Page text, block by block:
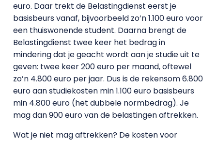
euro. Daar trekt de Belastingdienst eerst je
basisbeurs vanaf, bijvoorbeeld zo’n 1.100 euro voor
een thuiswonende student. Daarna brengt de
Belastingdienst twee keer het bedrag in
mindering dat je geacht wordt aan je studie uit te
geven: twee keer 200 euro per maand, oftewel
zo’n 4.800 euro per jaar. Dus is de rekensom 6.800
euro aan studiekosten min 1.100 euro basisbeurs
min 4.800 euro (het dubbele normbedrag). Je
mag dan 900 euro van de belastingen aftrekken.
Wat je niet mag aftrekken? De kosten voor